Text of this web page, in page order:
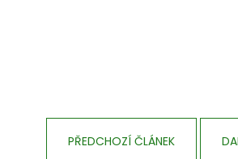
PŘEDCHOZÍ ČLÁNEK